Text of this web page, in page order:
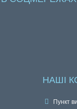
НАШІ
Пункт